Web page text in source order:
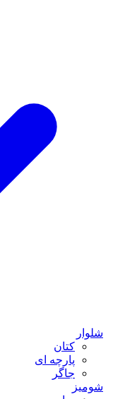
شلوار
کتان
پارچه ای
جاگر
شومیز